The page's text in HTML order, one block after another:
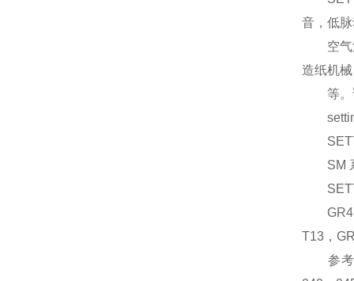
音，低
空气混
造纸机
等。详
SM 系
T13，
参考型